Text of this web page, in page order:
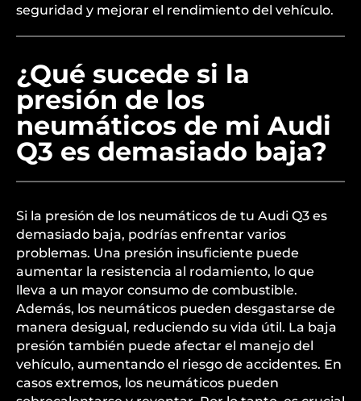
seguridad y mejorar el rendimiento del vehículo.
¿Qué sucede si la
presión de los
neumáticos de mi Audi
Q3 es demasiado baja?
Si la presión de los neumáticos de tu Audi Q3 es
demasiado baja, podrías enfrentar varios
problemas. Una presión insuficiente puede
aumentar la resistencia al rodamiento, lo que
lleva a un mayor consumo de combustible.
Además, los neumáticos pueden desgastarse de
manera desigual, reduciendo su vida útil. La baja
presión también puede afectar el manejo del
vehículo, aumentando el riesgo de accidentes. En
casos extremos, los neumáticos pueden